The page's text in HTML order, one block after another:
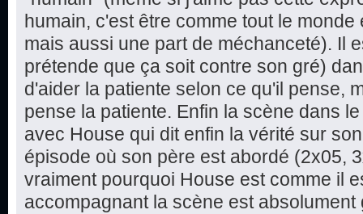
humain, c'est être comme tout le
mais aussi une part de méchanceté). Il
prétende que ça soit contre son gré)
d'aider la patiente selon ce qu'il pense,
pense la patiente. Enfin la scène dans
avec House qui dit enfin la vérité sur
épisode où son père est abordé (2x05,
vraiment pourquoi House est comme il
accompagnant la scène est absolument